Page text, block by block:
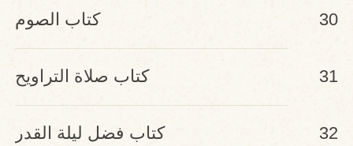
30 كتاب الصوم
31 كتاب صلاة التراويح
32 كتاب فضل ليلة القدر